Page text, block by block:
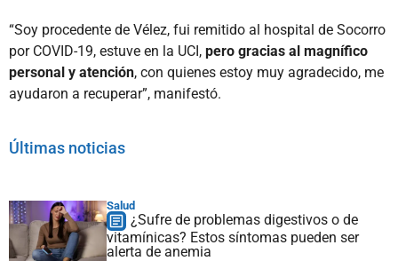
“Soy procedente de Vélez, fui remitido al hospital de Socorro
por COVID-19, estuve en la UCI, pero gracias al magnífico
personal y atención, con quienes estoy muy agradecido, me
ayudaron a recuperar”, manifestó.
Últimas noticias
Salud
¿Sufre de problemas digestivos o de
vitamínicas? Estos síntomas pueden ser
alerta de anemia